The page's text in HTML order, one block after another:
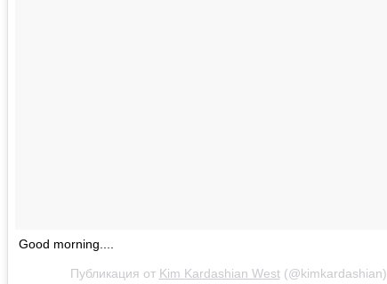
Good morning....
Публикация от Kim Kardashian West(@kimkardashian)